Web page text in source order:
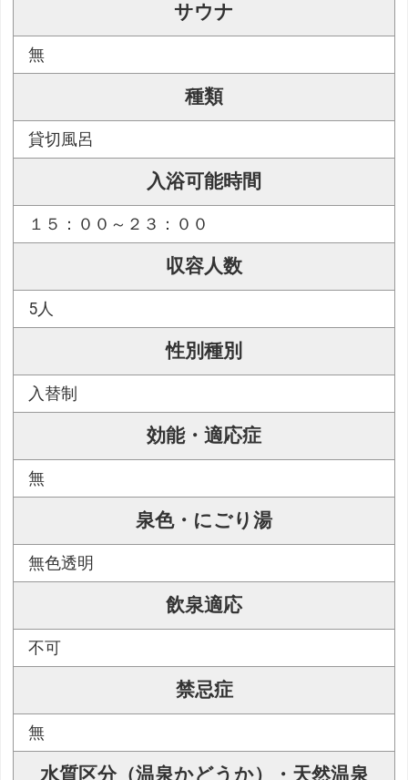
サウナ
無
種類
貸切風呂
入浴可能時間
１５：００～２３：００
収容人数
5人
性別種別
入替制
効能・適応症
無
泉色・にごり湯
無色透明
飲泉適応
不可
禁忌症
無
水質区分（温泉かどうか）・天然温泉